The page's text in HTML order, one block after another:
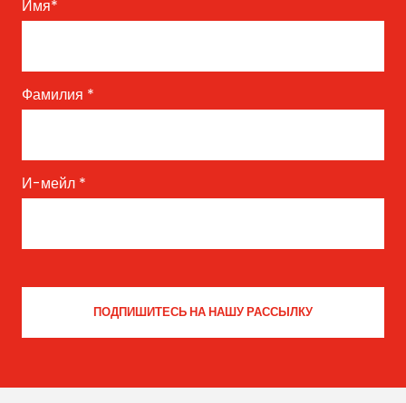
Имя*
Фамилия *
И-мейл *